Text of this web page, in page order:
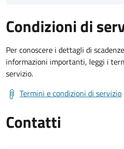
Condizioni di
Per conoscere i dettagli di
informazioni importanti, leggi i
servizio.
Termini e condizioni di servizio
Contatti